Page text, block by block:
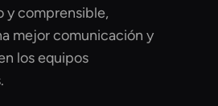
y comprensible,
mejor comunicación y
los equipos